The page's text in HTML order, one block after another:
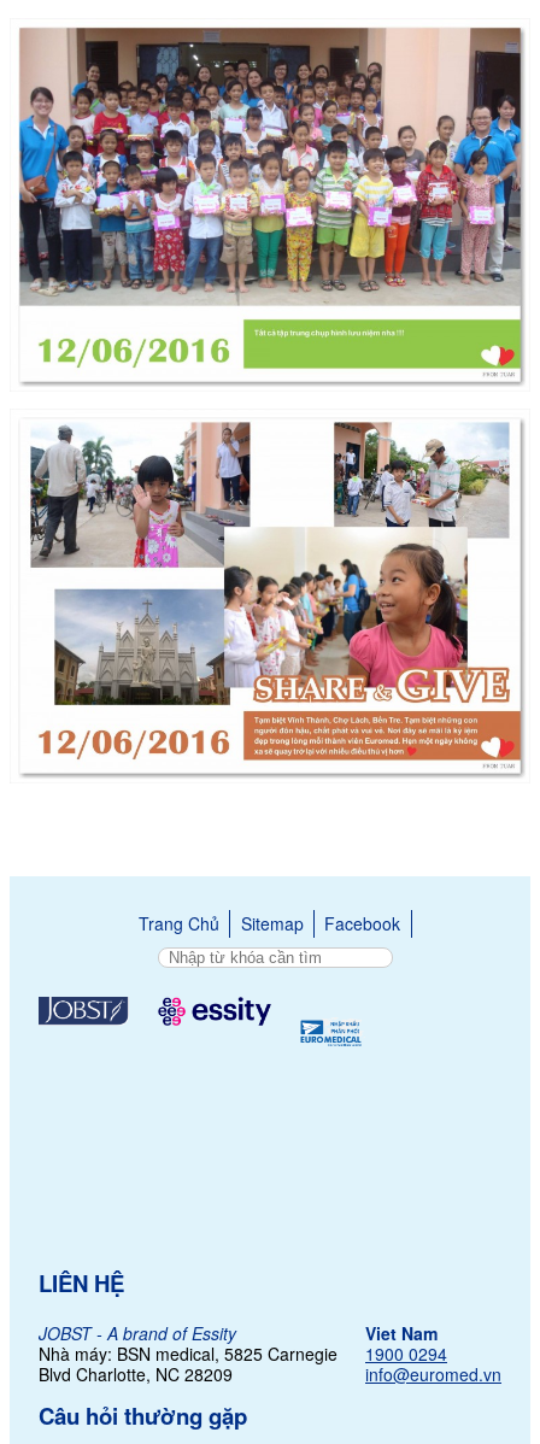
Trang Chủ Sitemap Facebook
LIÊN HỆ
JOBST - A brand of Essity
Nhà máy: BSN medical, 5825 Carnegie
Blvd Charlotte, NC 28209
Viet Nam
1900 0294
info@euromed.vn
Câu hỏi thường gặp